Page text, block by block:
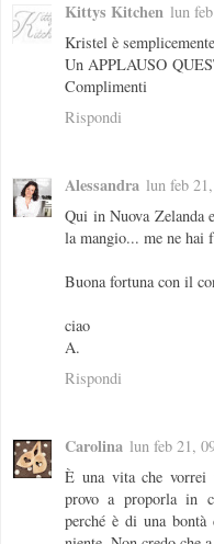
Kittys Kitchen lun
Kristel è
Un APPLAUSO
Complimenti
Rispondi
Alessandra lun feb
Qui in Nuova Zelanda
la mangio... me ne hai
Buona fortuna con il
ciao
A.
Rispondi
Carolina lun feb 21,
È una vita che vorrei
provo a proporla in
perché è di una